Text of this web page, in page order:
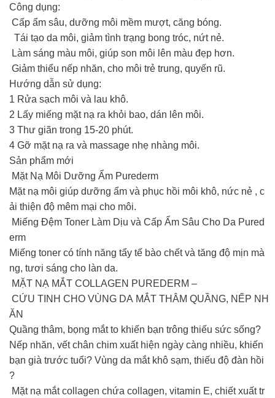
Công dụng:
Cấp ẩm sâu, dưỡng môi mềm mượt, căng bóng.
Tái tạo da môi, giảm tình trạng bong tróc, nứt nẻ.
Làm sáng màu môi, giúp son môi lên màu đẹp hơn.
Giảm thiểu nếp nhăn, cho môi trẻ trung, quyến rũ.
Hướng dẫn sử dụng:
1️ Rửa sạch môi và lau khô.
2️ Lấy miếng mặt nạ ra khỏi bao, dán lên môi.
3️ Thư giãn trong 15-20 phút.
4️ Gỡ mặt nạ ra và massage nhẹ nhàng môi.
Sản phẩm mới
Mặt Nạ Môi Dưỡng Ẩm Purederm
Mặt nạ môi giúp dưỡng ẩm và phục hồi môi khô, nức nẻ , c
ải thiện độ mêm mại cho môi.
Miếng Đệm Toner Làm Dịu và Cấp Ẩm Sâu Cho Da Pured
erm
Miếng toner có tính năng tẩy tế bào chết và tăng độ mịn mà
ng, tươi sáng cho làn da.
️ MẶT NẠ MẮT COLLAGEN PUREDERM –
CỨU TINH CHO VÙNG DA MẮT THÂM QUẦNG, NẾP NH
ĂN
Quầng thâm, bọng mắt to khiến bạn trông thiếu sức sống?
Nếp nhăn, vết chân chim xuất hiện ngày càng nhiều, khiến
bạn già trước tuổi? Vùng da mắt khô sạm, thiếu độ đàn hồi
?
Mặt nạ mắt collagen chứa collagen, vitamin E, chiết xuất tr